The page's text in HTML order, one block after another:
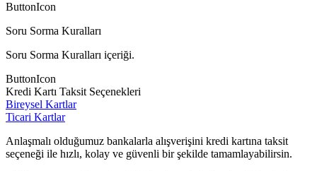
ButtonIcon
Soru Sorma Kuralları
Soru Sorma Kuralları içeriği.
ButtonIcon
Kredi Kartı Taksit Seçenekleri
Bireysel Kartlar
Ticari Kartlar
Anlaşmalı olduğumuz bankalarla alışverişini kredi kartına taksit
seçeneği ile hızlı, kolay ve güvenli bir şekilde tamamlayabilirsin.